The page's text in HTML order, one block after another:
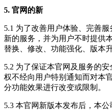
5. 官网的新
5.1 为了改善用户体验、完善
新的服务，并为用户不时提供
替换、修改、功能强化、版本
5.2 为了保证本官网及服务的
权不经向用户特别通知而对本
分功能效果进行改变或限制。
5.3 本官网新版本发布后，本